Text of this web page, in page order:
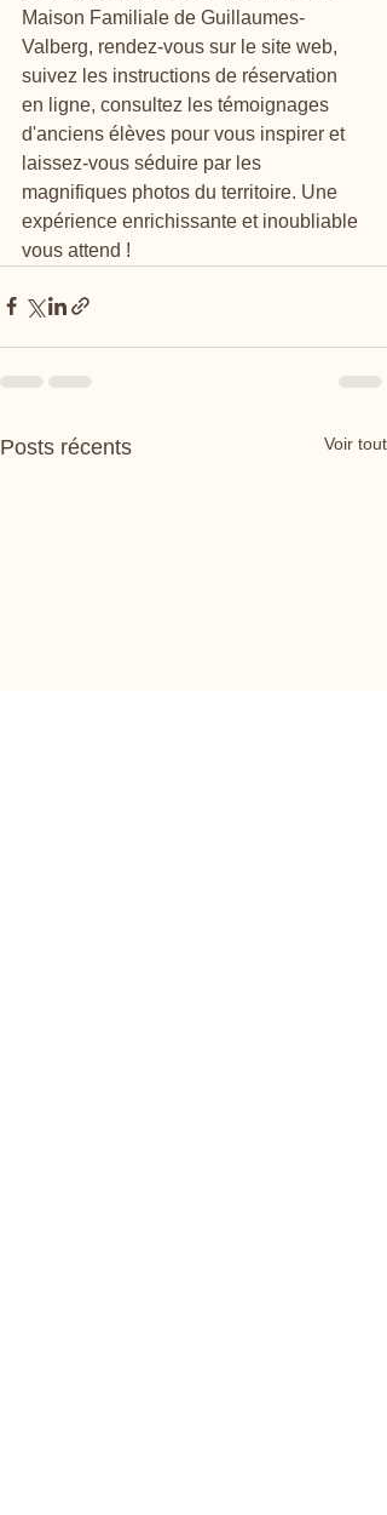
Maison Familiale de Guillaumes-
Valberg, rendez-vous sur le site web,
suivez les instructions de réservation
en ligne, consultez les témoignages
d'anciens élèves pour vous inspirer et
laissez-vous séduire par les
magnifiques photos du territoire. Une
expérience enrichissante et inoubliable
vous attend !
Posts récents Voir tout